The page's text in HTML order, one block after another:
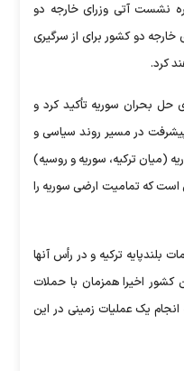
نشست آتی وزرای خارجه دو
دو کشور برای از سرگیری
کرد.
حل بحران سوریه تأکید کرد و
پیشرفت در مسیر روند سیاسی و
(میان ترکیه، سوریه و روسیه)
است که تمامیت ارضی سوریه را
بلندپایه ترکیه و در رأس آنها
اخیرا همزمان با حملات
یک عملیات زمینی در این